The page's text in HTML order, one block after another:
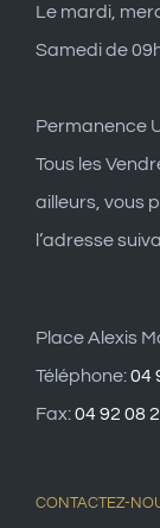
Le mardi,
Samedi de
Permanence
Tous les
ailleurs, vous
l’adresse
Place Alexis
Téléphone:04
Fax:04 92 08
CONTACTEZ-